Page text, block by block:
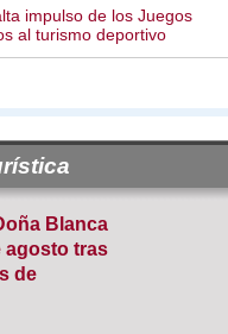
impulso de los Juegos
al turismo deportivo
Blanca
agosto tras
de